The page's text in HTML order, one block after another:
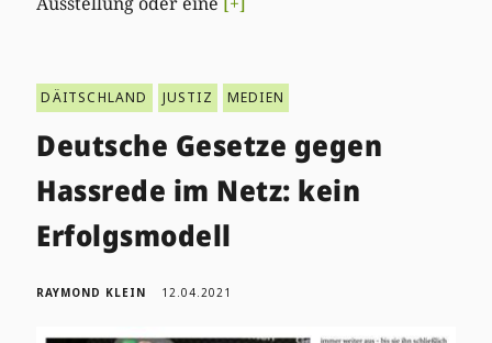
DÄITSCHLAND JUSTIZ MEDIEN
Deutsche Gesetze gegen
Hassrede im Netz: kein
Erfolgsmodell
RAYMOND KLEIN 12.04.2021